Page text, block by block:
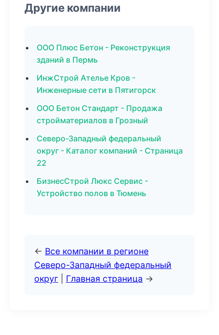
Другие компании
ООО Плюс Бетон - Реконструкция
зданий в Пермь
ИнжСтрой Ателье Кров -
Инженерные сети в Пятигорск
ООО Бетон Стандарт - Продажа
стройматериалов в Грозный
Северо-Западный федеральный
округ - Каталог компаний - Страница
22
БизнесСтрой Люкс Сервис -
Устройство полов в Тюмень
← Все компании в регионе
Северо-Западный федеральный
округ
Главная страница →